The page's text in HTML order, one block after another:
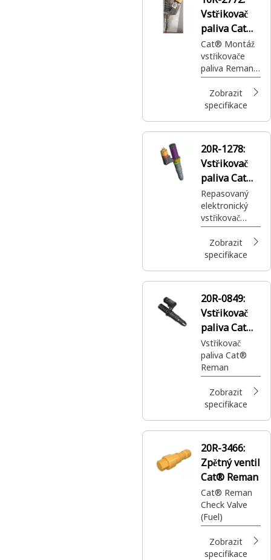
Vstřikovač
paliva Cat®
Reman
Cat® Montáž
vstřikovače
paliva Reman
na hlavu válců
motoru
Zobrazit
specifikace
20R-1278:
Vstřikovač
paliva Cat®
Reman
Repasovaný
elektronický
vstřikovač
paliva Cat®
s povlakovaný
m plunžrem
potrubí
Zobrazit
specifikace
20R-0849:
Vstřikovač
paliva Cat®
Reman
Vstřikovač
paliva Cat®
Reman
Zobrazit
specifikace
20R-3466:
Zpětný ventil
Cat® Reman
Cat® Reman
Check Valve
(Fuel)
Zobrazit
specifikace